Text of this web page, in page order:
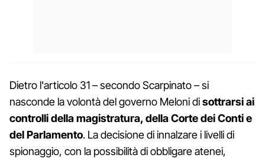
Dietro l'articolo 31 – secondo Scarpinato – si
nasconde la volontà del governo Meloni disottrarsi ai
controlli della magistratura, della Corte dei Conti e
del Parlamento. La decisione di innalzare i livelli di
spionaggio, con la possibilità di obbligare atenei,